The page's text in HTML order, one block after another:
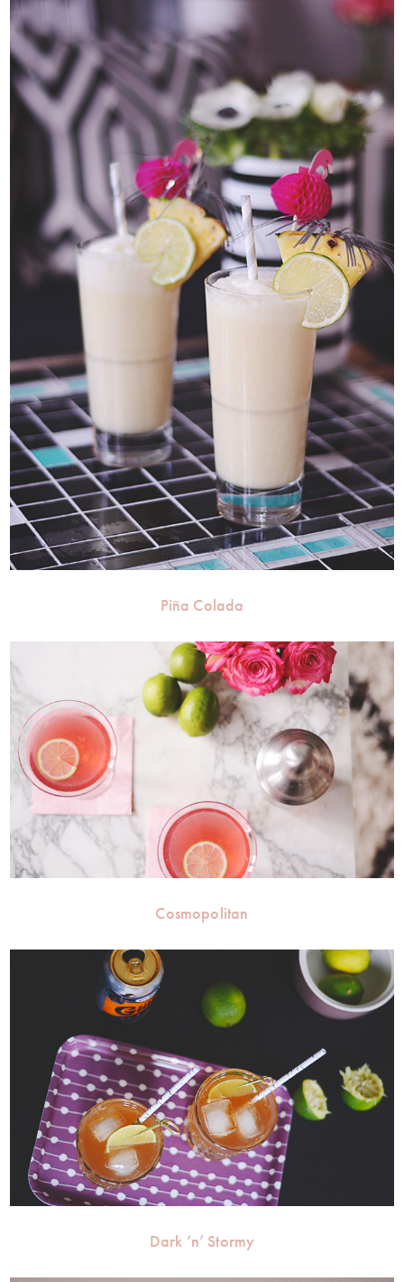
Piña Colada
Cosmopolitan
Dark ‘n’ Stormy